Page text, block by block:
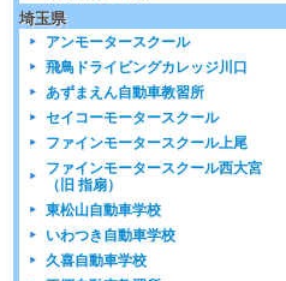
埼玉県
アンモータースクール
飛鳥ドライビングカレッジ川口
あずまえん自動車教習所
セイコーモータースクール
ファインモータースクール上尾
ファインモータースクール西大宮
（旧 指扇）
東松山自動車学校
いわつき自動車学校
久喜自動車学校